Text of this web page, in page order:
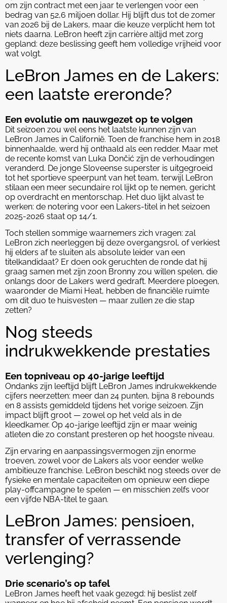
om zijn contract met een jaar te verlengen voor een
bedrag van 52,6 miljoen dollar. Hij blijft dus tot de zomer
van 2026 bij de Lakers, maar die keuze verplicht hem tot
niets daarna. LeBron heeft zijn carrière altijd met zorg
gepland: deze beslissing geeft hem volledige vrijheid voor
wat volgt.
LeBron James en de Lakers:
een laatste ereronde?
Een evolutie om nauwgezet op te volgen
Dit seizoen zou wel eens het laatste kunnen zijn van
LeBron James in Californië. Toen de franchise hem in 2018
binnenhaalde, werd hij onthaald als een redder. Maar met
de recente komst van Luka Dončić zijn de verhoudingen
veranderd. De jonge Sloveense superster is uitgegroeid
tot het sportieve speerpunt van het team, terwijl LeBron
stilaan een meer secundaire rol lijkt op te nemen, gericht
op overdracht en mentorschap. Het duo lijkt alvast te
werken: de notering voor een Lakers-titel in het seizoen
2025-2026 staat op 14/1.
Toch stellen sommige waarnemers zich vragen: zal
LeBron zich neerleggen bij deze overgangsrol, of verkiest
hij elders af te sluiten als absolute leider van een
titelkandidaat? Er doen ook geruchten de ronde dat hij
graag samen met zijn zoon Bronny zou willen spelen, die
onlangs door de Lakers werd gedraft. Meerdere ploegen,
waaronder de Miami Heat, hebben de financiële ruimte
om dit duo te huisvesten — maar zullen ze die stap
zetten?
Nog steeds
indrukwekkende prestaties
Een topniveau op 40-jarige leeftijd
Ondanks zijn leeftijd blijft LeBron James indrukwekkende
cijfers neerzetten: meer dan 24 punten, bijna 8 rebounds
en 8 assists gemiddeld tijdens het vorige seizoen. Zijn
impact blijft groot — zowel op het veld als in de
kleedkamer. Op 40-jarige leeftijd zijn er maar weinig
atleten die zo constant presteren op het hoogste niveau.
Zijn ervaring en aanpassingsvermogen zijn enorme
troeven, zowel voor de Lakers als voor eender welke
ambitieuze franchise. LeBron beschikt nog steeds over de
fysieke en mentale capaciteiten om opnieuw een diepe
play-offcampagne te spelen — en misschien zelfs voor
een vijfde NBA-titel te gaan.
LeBron James: pensioen,
transfer of verrassende
verlenging?
Drie scenario’s op tafel
LeBron James heeft het vaak gezegd: hij beslist zelf